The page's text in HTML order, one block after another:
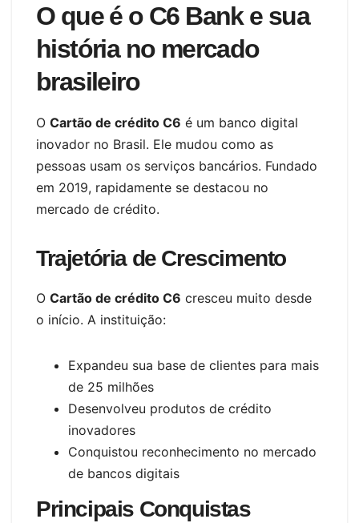
O que é o C6 Bank e sua
história no mercado
brasileiro
O Cartão de crédito C6 é um banco digital
inovador no Brasil. Ele mudou como as
pessoas usam os serviços bancários. Fundado
em 2019, rapidamente se destacou no
mercado de crédito.
Trajetória de Crescimento
O Cartão de crédito C6 cresceu muito desde
o início. A instituição:
Expandeu sua base de clientes para mais
de 25 milhões
Desenvolveu produtos de crédito
inovadores
Conquistou reconhecimento no mercado
de bancos digitais
Principais Conquistas